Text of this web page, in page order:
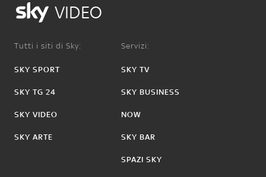
VIDEO
Tutti i siti di Sky:
SKY SPORT
SKY TG 24
SKY VIDEO
SKY ARTE
Servizi:
SKY TV
SKY BUSINESS
NOW
SKY BAR
SPAZI SKY